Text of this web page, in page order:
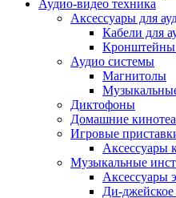
Аксессуары
Для
Для
Для
Для
Для
Для
Для
Для
Для
Для
Аудио-видео техника
Аксессуары для
Кабели для
Кронштейны
Аудио системы
Магнитолы
Диктофоны
Домашние
Игровые
Аксессуары
Музыкальные
Аксессуары
Ди-джейское